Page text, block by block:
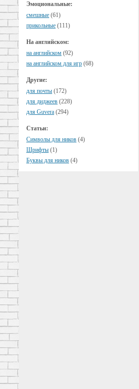
Эмоциональные:
смешные (61)
прикольные (111)
На английском:
на английском (92)
на английском для игр (68)
Другие:
для почты (172)
для диджеев (228)
для Guvera (294)
Статьи:
Символы для ников (4)
Шрифты (1)
Буквы для ников (4)